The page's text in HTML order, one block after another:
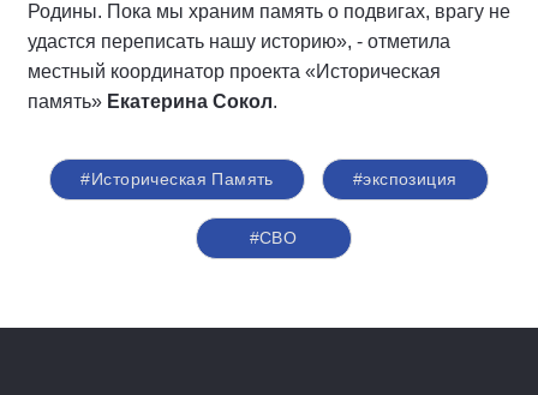
Родины. Пока мы храним память о подвигах, врагу не
удастся переписать нашу историю», - отметила
местный координатор проекта «Историческая
память» Екатерина Сокол.
#Историческая Память #экспозиция
#СВО